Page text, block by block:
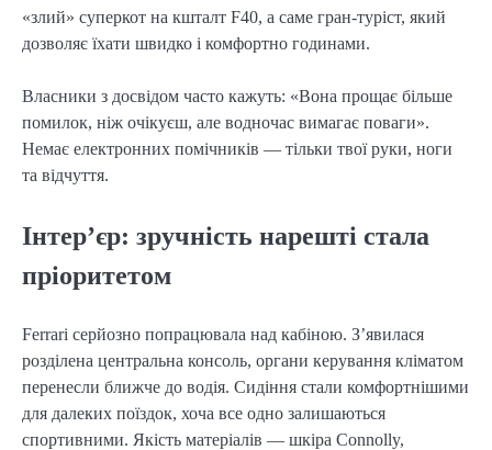
«злий» суперкот на кшталт F40, а саме гран-туріст, який
дозволяє їхати швидко і комфортно годинами.
Власники з досвідом часто кажуть: «Вона прощає більше
помилок, ніж очікуєш, але водночас вимагає поваги».
Немає електронних помічників — тільки твої руки, ноги
та відчуття.
Інтер’єр: зручність нарешті стала
пріоритетом
Ferrari серйозно попрацювала над кабіною. З’явилася
розділена центральна консоль, органи керування кліматом
перенесли ближче до водія. Сидіння стали комфортнішими
для далеких поїздок, хоча все одно залишаються
спортивними. Якість матеріалів — шкіра Connolly,